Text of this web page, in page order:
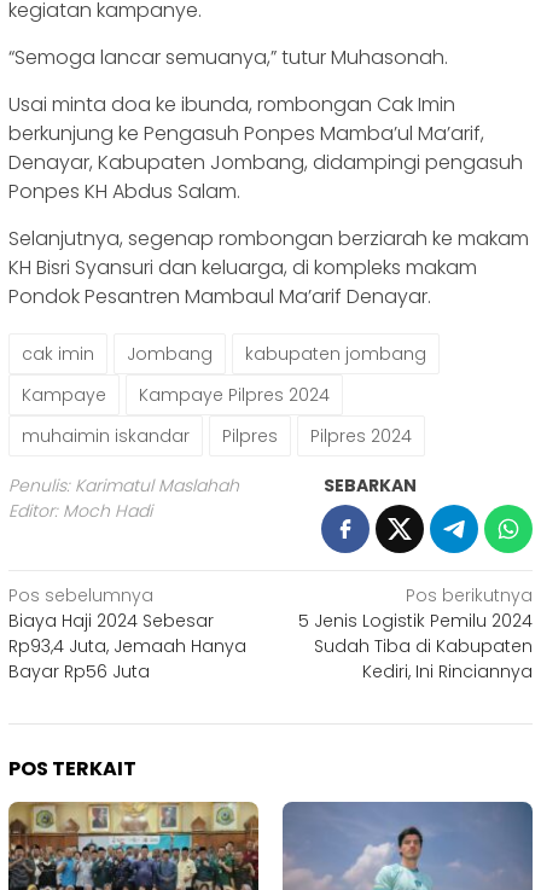
kegiatan kampanye.
“Semoga lancar semuanya,” tutur Muhasonah.
Usai minta doa ke ibunda, rombongan Cak Imin
berkunjung ke Pengasuh Ponpes Mamba’ul Ma’arif,
Denayar, Kabupaten Jombang, didampingi pengasuh
Ponpes KH Abdus Salam.
Selanjutnya, segenap rombongan berziarah ke makam
KH Bisri Syansuri dan keluarga, di kompleks makam
Pondok Pesantren Mambaul Ma’arif Denayar.
cak imin Jombang
kabupaten jombang
Kampaye
Kampaye Pilpres 2024
muhaimin iskandar
Pilpres Pilpres 2024
Penulis: Karimatul Maslahah
Editor: Moch Hadi
SEBARKAN
Navigasi
pos
Pos sebelumnya
Biaya Haji 2024 Sebesar
Rp93,4 Juta, Jemaah Hanya
Bayar Rp56 Juta
Pos berikutnya
5 Jenis Logistik Pemilu 2024
Sudah Tiba di Kabupaten
Kediri, Ini Rinciannya
POS TERKAIT